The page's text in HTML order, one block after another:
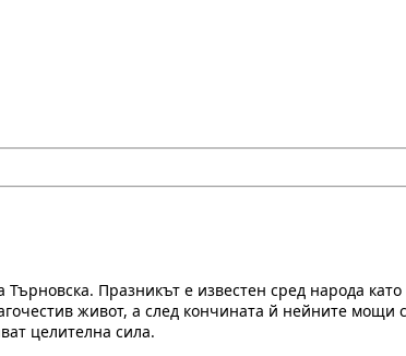
Празникът е известен сред народа като
живот, а след кончината й нейните мощи
целителна сила.